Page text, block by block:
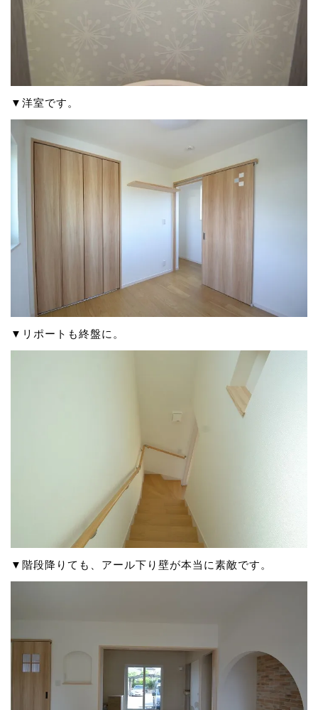
▼洋室です。
▼リポートも終盤に。
▼階段降りても、アール下り壁が本当に素敵です。